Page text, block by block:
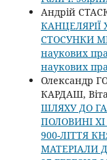
Андрій
КАНЦЕЛЯРІЇ
СТОСУНКИ
наукових
наукових
Олександр
КАРДАШ,
ШЛЯХУ ДО
ПОЛОВИНІ ХІ
900-ЛІТТЯ
МАТЕРІАЛИ